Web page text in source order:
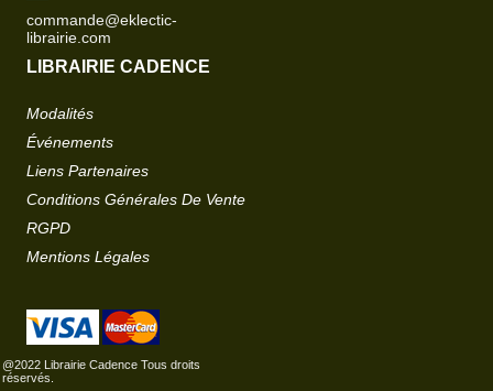
commande@eklectic-
librairie.com
LIBRAIRIE CADENCE
Modalités
Événements
Liens Partenaires
Conditions Générales De Vente
RGPD
Mentions Légales
@2022 Librairie Cadence Tous droits
réservés.